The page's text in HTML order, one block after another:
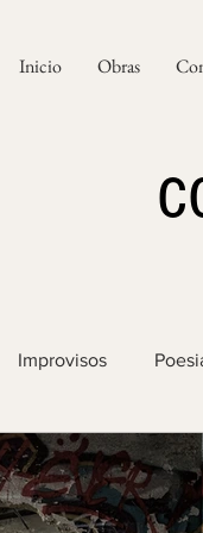
Inicio Obras
Improvisos